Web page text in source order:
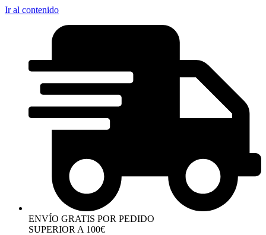
Ir al contenido
ENVÍO GRATIS POR PEDIDO
SUPERIOR A 100€